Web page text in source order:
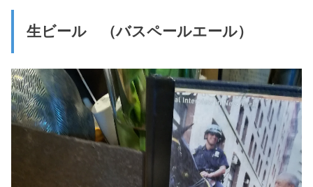
生ビール （バスペールエール）